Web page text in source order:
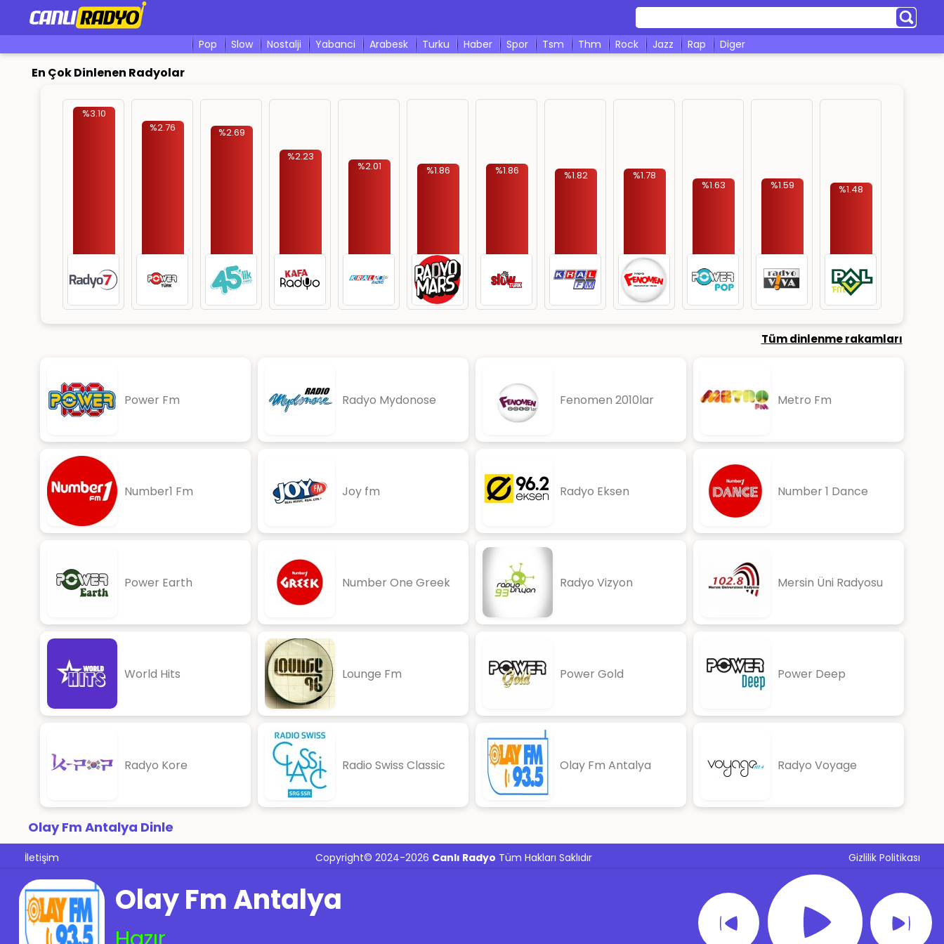
pop slow nostalji yabanci arabesk turku haber spor tsm thm rock jazz rap diger
En Çok Dinlenen Radyolar
%3.10
%2.76
%2.69
%2.23
%2.01 %1.86 %1.86 %1.82 %1.78
%1.63 %1.59 %1.48
Tüm dinlenme rakamları
Power Fm Radyo Mydonose Fenomen 2010lar Metro Fm
Number1 Fm Joy fm Radyo Eksen Number 1 Dance
Power Earth Number One Greek Radyo Vizyon Mersin Üni Radyosu
World Hits Lounge Fm Power Gold Power Deep
Radyo Kore Radio Swiss Classic Olay Fm Antalya Radyo Voyage
Olay Fm Antalya Dinle
İletişim Gizlilik Politikası
Copyright© 2024-2026 Canlı Radyo Tüm Hakları Saklıdır